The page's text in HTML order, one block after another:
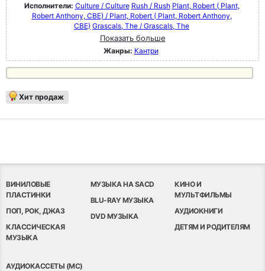
Исполнители: Culture / Culture Rush / Rush Plant, Robert ( Plant,
Robert Anthony, CBE) / Plant, Robert ( Plant, Robert Anthony,
CBE) Grascals, The / Grascals, The
Показать больше
Жанры: Кантри
Хит продаж
ВИНИЛОВЫЕ
ПЛАСТИНКИ
ПОП, РОК, ДЖАЗ
КЛАССИЧЕСКАЯ
МУЗЫКА
МУЗЫКА НА SACD
BLU-RAY МУЗЫКА
DVD МУЗЫКА
КИНО И
МУЛЬТФИЛЬМЫ
АУДИОКНИГИ
ДЕТЯМ И РОДИТЕЛЯМ
АУДИОКАССЕТЫ (MC)